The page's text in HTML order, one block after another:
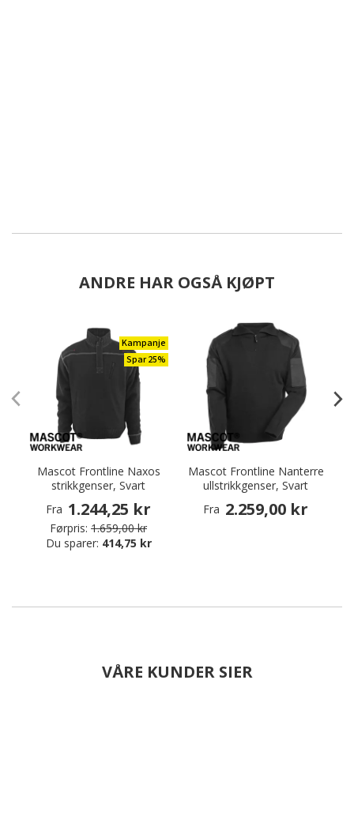
ANDRE HAR OGSÅ KJØPT
Kampanje
Spar 25%
Mascot Frontline Naxos
strikkgenser, Svart
Fra 1.244,25 kr
Førpris: 1.659,00 kr
Du sparer: 414,75 kr
Mascot Frontline Nanterre
ullstrikkgenser, Svart
Fra 2.259,00 kr
VÅRE KUNDER SIER